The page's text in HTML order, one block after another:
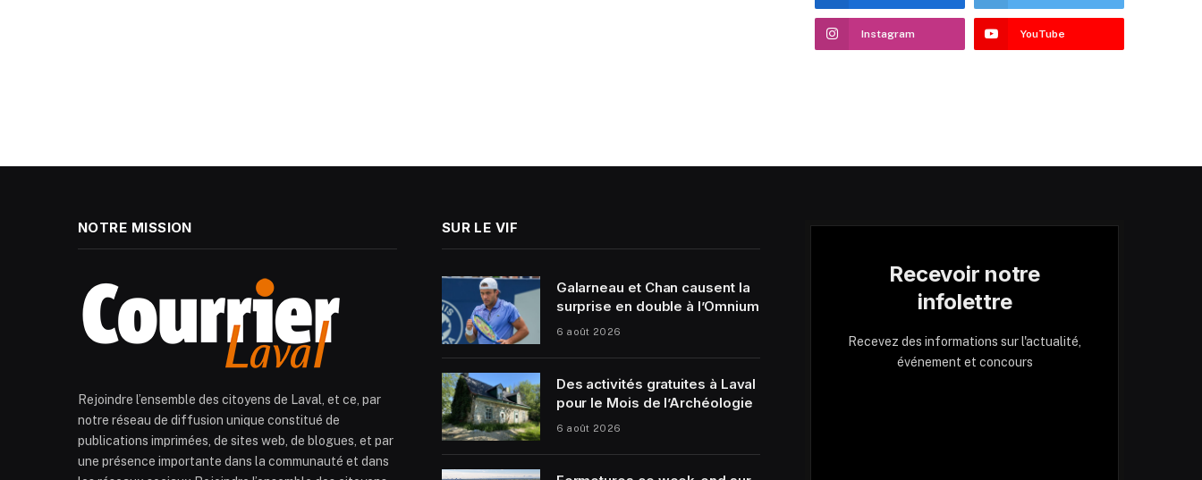
Instagram YouTube
NOTRE MISSION
Rejoindre l’ensemble des citoyens de Laval, et ce, par
notre réseau de diffusion unique constitué de
publications imprimées, de sites web, de blogues, et par
une présence importante dans la communauté et dans
SUR LE VIF
Galarneau et Chan causent la
surprise en double à l’Omnium
6 août 2026
Des activités gratuites à Laval
pour le Mois de l’Archéologie
6 août 2026
Recevoir notre
infolettre
Recevez des informations sur l'actualité,
événement et concours